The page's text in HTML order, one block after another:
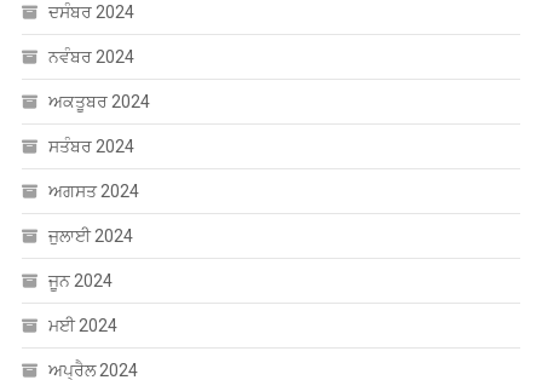
ਦਸੰਬਰ 2024
ਨਵੰਬਰ 2024
ਅਕਤੂਬਰ 2024
ਸਤੰਬਰ 2024
ਅਗਸਤ 2024
ਜੁਲਾਈ 2024
ਜੂਨ 2024
ਮਈ 2024
ਅਪ੍ਰੈਲ 2024